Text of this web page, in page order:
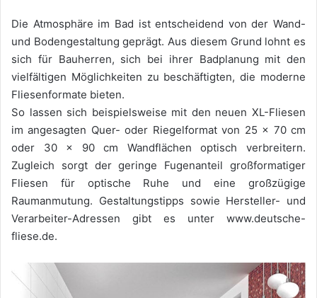
Die Atmosphäre im Bad ist entscheidend von der Wand-
und Bodengestaltung geprägt. Aus diesem Grund lohnt es
sich für Bauherren, sich bei ihrer Badplanung mit den
vielfältigen Möglichkeiten zu beschäftigten, die moderne
Fliesenformate bieten.
So lassen sich beispielsweise mit den neuen XL-Fliesen
im angesagten Quer- oder Riegelformat von 25 x 70 cm
oder 30 x 90 cm Wandflächen optisch verbreitern.
Zugleich sorgt der geringe Fugenanteil großformatiger
Fliesen für optische Ruhe und eine großzügige
Raumanmutung. Gestaltungstipps sowie Hersteller- und
Verarbeiter-Adressen gibt es unter www.deutsche-
fliese.de.